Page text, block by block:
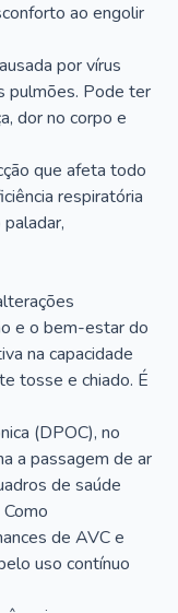
ao engolir
por vírus
pulmões. Pode ter
dor no corpo e
que afeta todo
respiratória
e o bem-estar do
na capacidade
tosse e chiado. É
(DPOC), no
a passagem de ar
de saúde
de AVC e
uso contínuo